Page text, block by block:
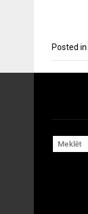
Posted in